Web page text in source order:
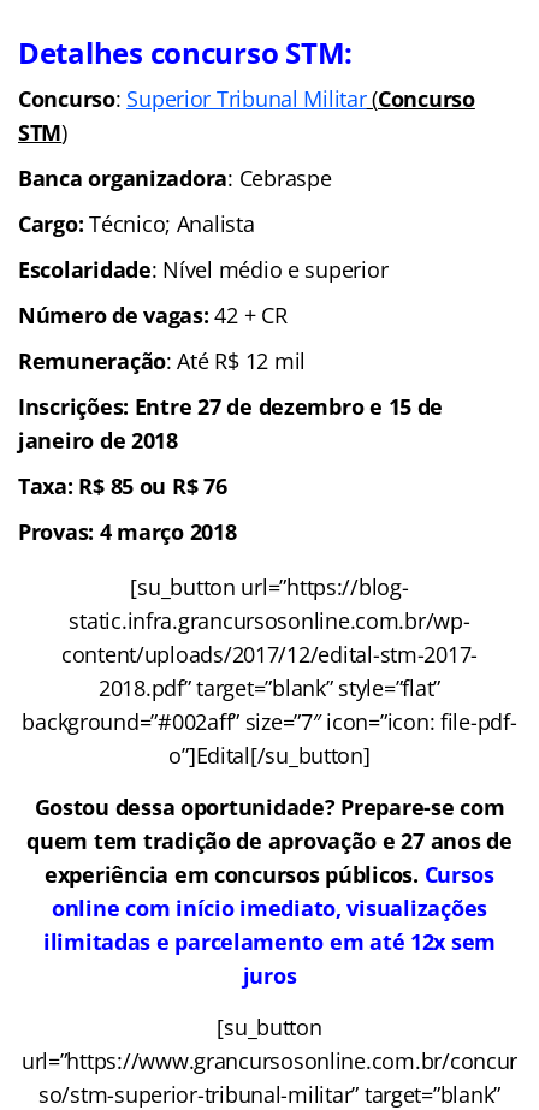
Detalhes concurso STM:
Concurso: Superior Tribunal Militar(Concurso
STM)
Banca organizadora: Cebraspe
Cargo: Técnico; Analista
Escolaridade: Nível médio e superior
Número de vagas: 42 + CR
Remuneração: Até R$ 12 mil
Inscrições: Entre 27 de dezembro e 15 de
janeiro de 2018
Taxa: R$ 85 ou R$ 76
Provas: 4 março 2018
[su_button url=”https://blog-
static.infra.grancursosonline.com.br/wp-
content/uploads/2017/12/edital-stm-2017-
2018.pdf” target=”blank” style=”flat”
background=”#002aff” size=”7″ icon=”icon: file-pdf-
o”]Edital[/su_button]
Gostou dessa oportunidade? Prepare-se com
quem tem tradição de aprovação e 27 anos de
experiência em concursos públicos. Cursos
online com início imediato, visualizações
ilimitadas e parcelamento em até 12x sem
juros
[su_button
url=”https://www.grancursosonline.com.br/concur
so/stm-superior-tribunal-militar” target=”blank”